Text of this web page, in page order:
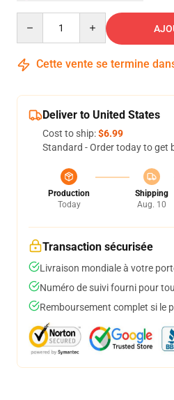
Cette vente se termine
Deliver to United States
Cost to ship:$6.99
Standard - Order today to get
Production
Today
Shipping
Aug. 10
Transaction sécurisée
Livraison mondiale à votre
Numéro de suivi fourni pour
Remboursement complet si le